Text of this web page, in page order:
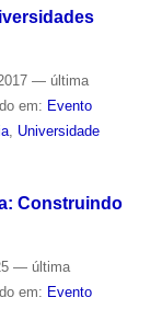
— última
em: Evento
, Universidade
Construindo
— última
em: Evento